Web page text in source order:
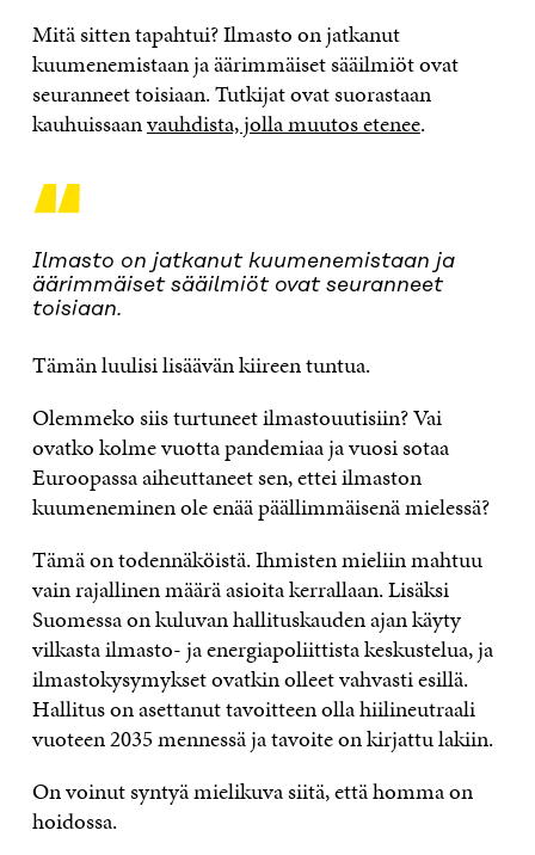
Mitä sitten tapahtui? Ilmasto on jatkanut
kuumenemistaan ja äärimmäiset sääilmiöt ovat
seuranneet toisiaan. Tutkijat ovat suorastaan
kauhuissaanvauhdista, jolla muutos etenee.
“
Ilmasto on jatkanut kuumenemistaan ja
äärimmäiset sääilmiöt ovat seuranneet
toisiaan.
Tämän luulisi lisäävän kiireen tuntua.
Olemmeko siis turtuneet ilmastouutisiin? Vai
ovatko kolme vuotta pandemiaa ja vuosi sotaa
Euroopassa aiheuttaneet sen, ettei ilmaston
kuumeneminen ole enää päällimmäisenä mielessä?
Tämä on todennäköistä. Ihmisten mieliin mahtuu
vain rajallinen määrä asioita kerrallaan. Lisäksi
Suomessa on kuluvan hallituskauden ajan käyty
vilkasta ilmasto- ja energiapoliittista keskustelua, ja
ilmastokysymykset ovatkin olleet vahvasti esillä.
Hallitus on asettanut tavoitteen olla hiilineutraali
vuoteen 2035 mennessä ja tavoite on kirjattu lakiin.
On voinut syntyä mielikuva siitä, että homma on
hoidossa.